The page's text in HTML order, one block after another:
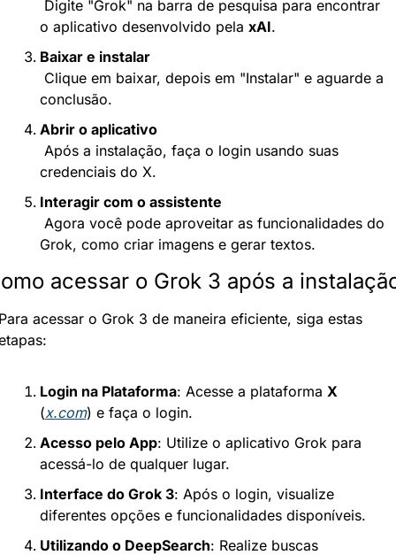
o aplicativo desenvolvido pela xAI.
Baixar e instalar
conclusão.
Abrir o aplicativo
credenciais do X.
Interagir com o assistente
Grok, como criar imagens e gerar textos.
acessar o Grok 3 após a
acessar o Grok 3 de maneira eficiente, siga estas
Login na Plataforma: Acesse a plataforma X
(x.com) e faça o login.
Acesso pelo App: Utilize o aplicativo Grok para
acessá-lo de qualquer lugar.
Interface do Grok 3: Após o login, visualize
diferentes opções e funcionalidades disponíveis.
Utilizando o DeepSearch: Realize buscas